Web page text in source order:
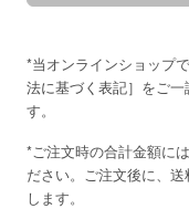
*当オンラインショップ
法に基づく表記］をご
す。
*ご注文時の合計金額に
ださい。ご注文後に、
します。